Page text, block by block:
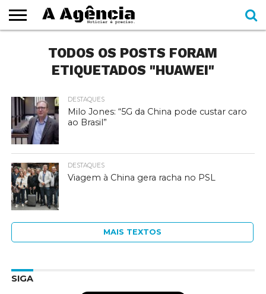
CADERNOS
SEÇÕES
ESPECIAIS
COMO
AJUDAR
CONTATOTODOS OS POSTS FORAM
ETIQUETADOS "HUAWEI"
DESTAQUES
Milo Jones: “5G da China pode custar caro
ao Brasil”
DESTAQUES
Viagem à China gera racha no PSL
MAIS TEXTOS
SIGA